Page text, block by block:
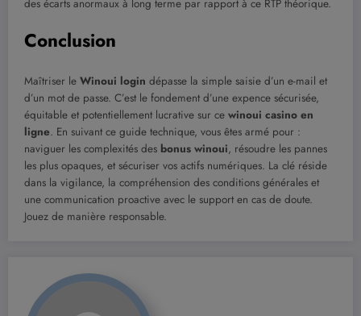
des écarts anormaux à long terme par rapport à ce RTP théorique.
Conclusion
Maîtriser le Winoui login dépasse la simple saisie d’un e-mail et
d’un mot de passe. C’est le fondement d’une expence sécurisée,
équitable et potentiellement lucrative sur ce winoui casino en
ligne. En suivant ce guide technique, vous êtes armé pour :
naviguer les complexités des bonus winoui, résoudre les pannes
les plus opaques, et sécuriser vos actifs numériques. La clé réside
dans la vigilance, la compréhension des conditions générales et
une communication proactive avec le support en cas de doute.
Jouez de manière responsable.